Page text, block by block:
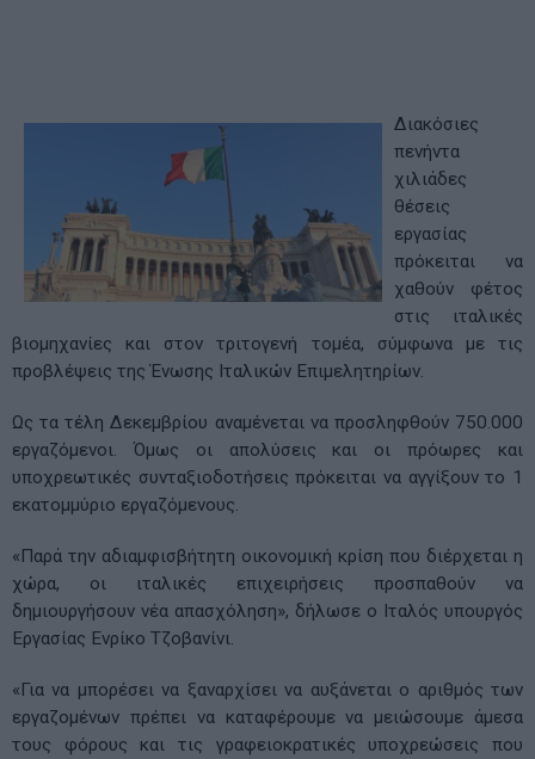
Διακόσιες
πενήντα
χιλιάδες
θέσεις
εργασίας
πρόκειται να
χαθούν φέτος
στις ιταλικές
βιομηχανίες και στον τριτογενή τομέα, σύμφωνα με τις
προβλέψεις της Ένωσης Ιταλικών Επιμελητηρίων.
Ως τα τέλη Δεκεμβρίου αναμένεται να προσληφθούν 750.000
εργαζόμενοι. Όμως οι απολύσεις και οι πρόωρες και
υποχρεωτικές συνταξιοδοτήσεις πρόκειται να αγγίξουν το 1
εκατομμύριο εργαζόμενους.
«Παρά την αδιαμφισβήτητη οικονομική κρίση που διέρχεται η
χώρα, οι ιταλικές επιχειρήσεις προσπαθούν να
δημιουργήσουν νέα απασχόληση», δήλωσε ο Ιταλός υπουργός
Εργασίας Ενρίκο Τζοβανίνι.
«Για να μπορέσει να ξαναρχίσει να αυξάνεται ο αριθμός των
εργαζομένων πρέπει να καταφέρουμε να μειώσουμε άμεσα
τους φόρους και τις γραφειοκρατικές υποχρεώσεις που